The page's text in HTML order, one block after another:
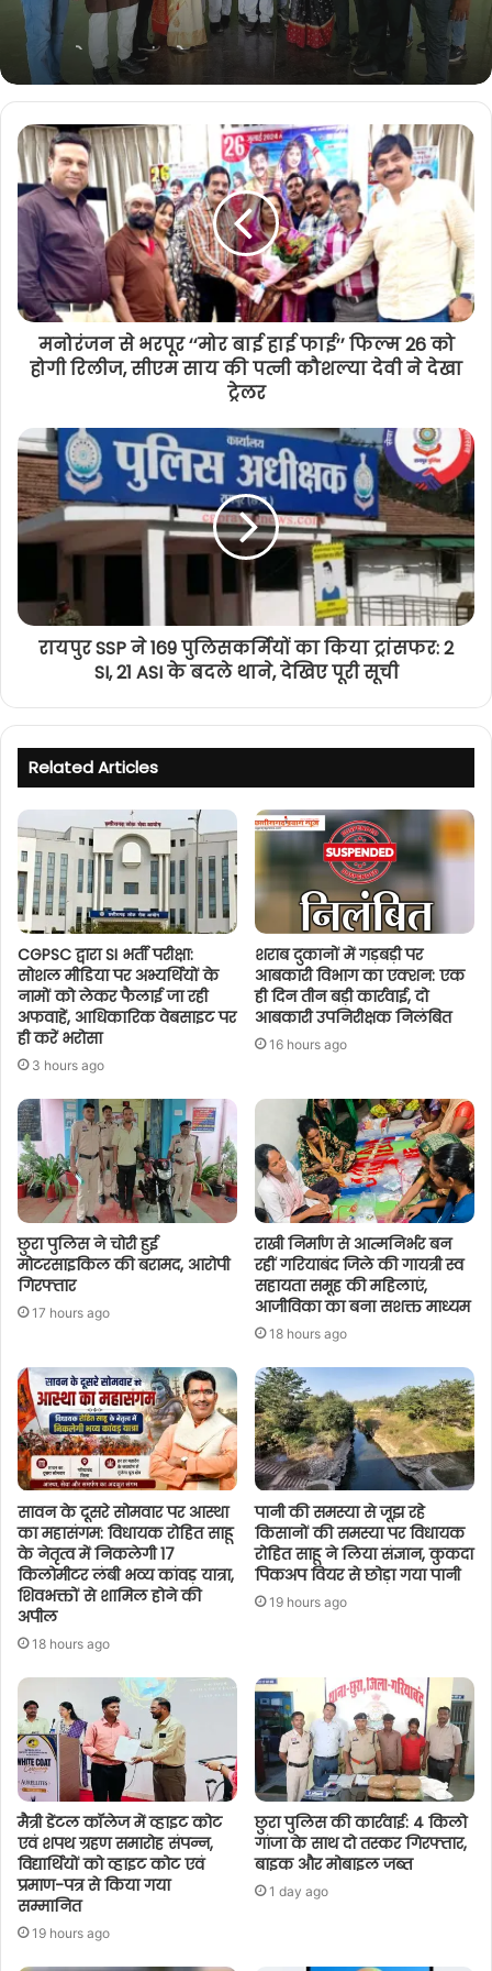
जन्मदिन मनाने समाज ने किया ऐसा काम,
पढ़िए पूरी खबर
मनोरंजन से भरपूर ‘‘मोर बाई हाई फाई’’ फिल्म 26 को
होगी रिलीज, सीएम साय की पत्नी कौशल्या देवी ने देखा
ट्रेलर
रायपुर SSP ने 169 पुलिसकर्मियों का किया ट्रांसफर: 2
SI, 21 ASI के बदले थाने, देखिए पूरी सूची
Related Articles
CGPSC द्वारा SI भर्ती परीक्षा:
सोशल मीडिया पर अभ्यर्थियों के
नामों को लेकर फैलाई जा रही
अफवाहें, आधिकारिक वेबसाइट पर
ही करें भरोसा
3 hours ago
शराब दुकानों में गड़बड़ी पर
आबकारी विभाग का एक्शन: एक
ही दिन तीन बड़ी कार्रवाई, दो
आबकारी उपनिरीक्षक निलंबित
16 hours ago
छुरा पुलिस ने चोरी हुई
मोटरसाइकिल की बरामद, आरोपी
गिरफ्तार
17 hours ago
राखी निर्माण से आत्मनिर्भर बन
रहीं गरियाबंद जिले की गायत्री स्व
सहायता समूह की महिलाएं,
आजीविका का बना सशक्त माध्यम
18 hours ago
सावन के दूसरे सोमवार पर आस्था
का महासंगम: विधायक रोहित साहू
के नेतृत्व में निकलेगी 17
किलोमीटर लंबी भव्य कांवड़ यात्रा,
शिवभक्तों से शामिल होने की
अपील
18 hours ago
पानी की समस्या से जूझ रहे
किसानों की समस्या पर विधायक
रोहित साहू ने लिया संज्ञान, कुकदा
पिकअप वियर से छोड़ा गया पानी
19 hours ago
मैत्री डेंटल कॉलेज में व्हाइट कोट
एवं शपथ ग्रहण समारोह संपन्न,
विद्यार्थियों को व्हाइट कोट एवं
प्रमाण-पत्र से किया गया
सम्मानित
19 hours ago
छुरा पुलिस की कार्रवाई: 4 किलो
गांजा के साथ दो तस्कर गिरफ्तार,
बाइक और मोबाइल जब्त
1 day ago